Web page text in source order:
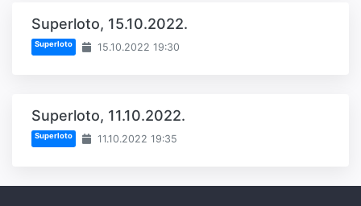
Superloto, 15.10.2022.
Superloto 15.10.2022 19:30
Superloto, 11.10.2022.
Superloto 11.10.2022 19:35